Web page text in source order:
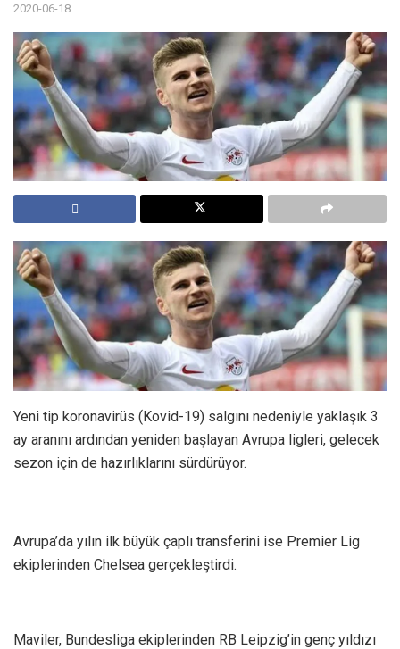
2020-06-18
Yeni tip koronavirüs (Kovid-19) salgını nedeniyle yaklaşık 3
ay aranını ardından yeniden başlayan Avrupa ligleri, gelecek
sezon için de hazırlıklarını sürdürüyor.
Avrupa’da yılın ilk büyük çaplı transferini ise Premier Lig
ekiplerinden Chelsea gerçekleştirdi.
Maviler, Bundesliga ekiplerinden RB Leipzig’in genç yıldızı